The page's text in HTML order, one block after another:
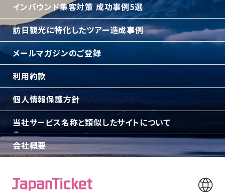
インバウンド集客対策 成功事例5選
訪日観光に特化したツアー造成事例
メールマガジンのご登録
利用約款
個人情報保護方針
当社サービス名称と類似したサイトについて
会社概要